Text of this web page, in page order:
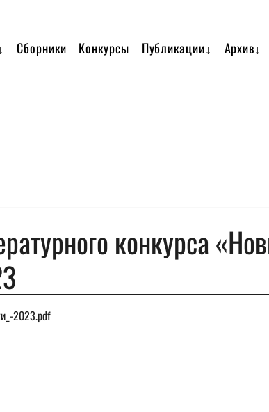
Сборники Конкурсы Публикации↓ Архив↓
конкурса
2023.pdf